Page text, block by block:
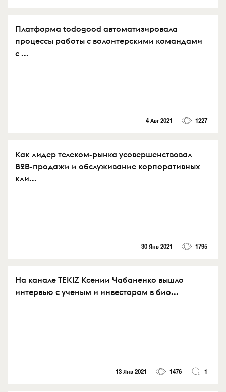
Платформа todogood автоматизировала
процессы работы с волонтерскими командами
с ...
4 Авг 2021 1227
Как лидер телеком-рынка усовершенствовал
B2B-продажи и обслуживание корпоративных
кли...
30 Янв 2021 1795
На канале TEKIZ Ксении Чабаненко вышло
интервью с ученым и инвестором в био...
13 Янв 2021 1476 1